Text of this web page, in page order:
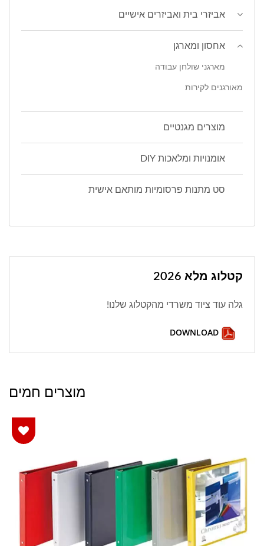
אביזרי בית ואביזרים אישיים
אחסון ומארגן
מארגני שולחן עבודה
מאורגנים לקירות
מוצרים מגנטיים
אומנויות ומלאכות DIY
סט מתנות פרסומיות מותאם אישית
קטלוג מלא 2026
גלה עוד ציוד משרדי מהקטלוג שלנו!
מוצרים חמים